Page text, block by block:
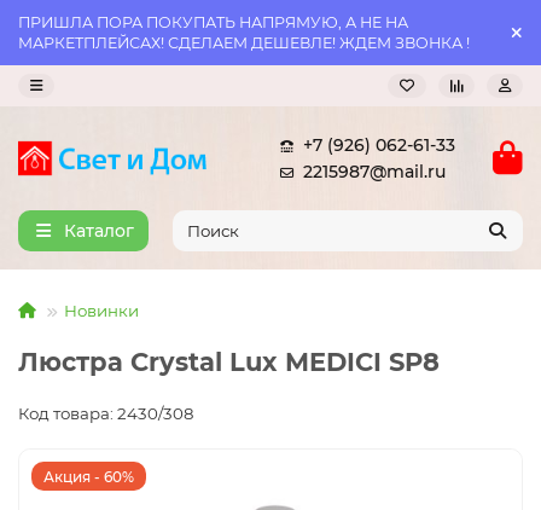
ПРИШЛА ПОРА ПОКУПАТЬ НАПРЯМУЮ, А НЕ НА
МАРКЕТПЛЕЙСАХ! СДЕЛАЕМ ДЕШЕВЛЕ! ЖДЕМ ЗВОНКА !
+7 (926) 062-61-33
2215987@mail.ru
Каталог
Новинки
Люстра Crystal Lux MEDICI SP8
Код товара: 2430/308
Акция - 60%